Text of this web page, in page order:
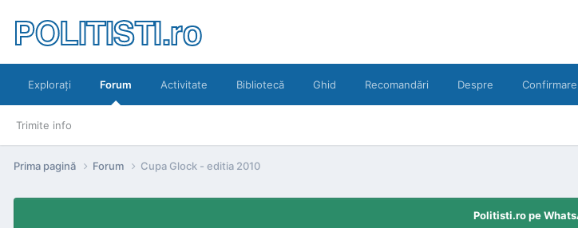
POLITISTI.ro
Exploraţi Forum
Trimite info
Activitate Bibliotecă Ghid Recomandări Despre Confirmare
Prima pagină Forum Cupa Glock - editia 2010
Politisti.ro pe